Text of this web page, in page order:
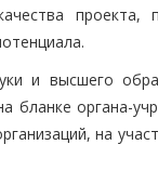
проекта,
и высшего
бланке органа-
на